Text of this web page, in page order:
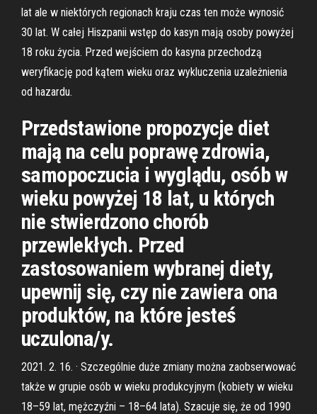
lat ale w niektórych regionach kraju czas ten może wynosić
30 lat. W całej Hiszpanii wstęp do kasyn mają osoby powyżej
18 roku życia. Przed wejściem do kasyna przechodzą
weryfikację pod kątem wieku oraz wykluczenia uzależnienia
od hazardu.
Przedstawione propozycje diet
mają na celu poprawę zdrowia,
samopoczucia i wyglądu, osób w
wieku powyżej 18 lat, u których
nie stwierdzono chorób
przewlekłych. Przed
zastosowaniem wybranej diety,
upewnij się, czy nie zawiera ona
produktów, na które jesteś
uczulona/y.
2021. 2. 16. · Szczególnie duże zmiany można zaobserwować
także w grupie osób w wieku produkcyjnym (kobiety w wieku
18–59 lat, mężczyźni – 18–64 lata). Szacuje się, że od 1990